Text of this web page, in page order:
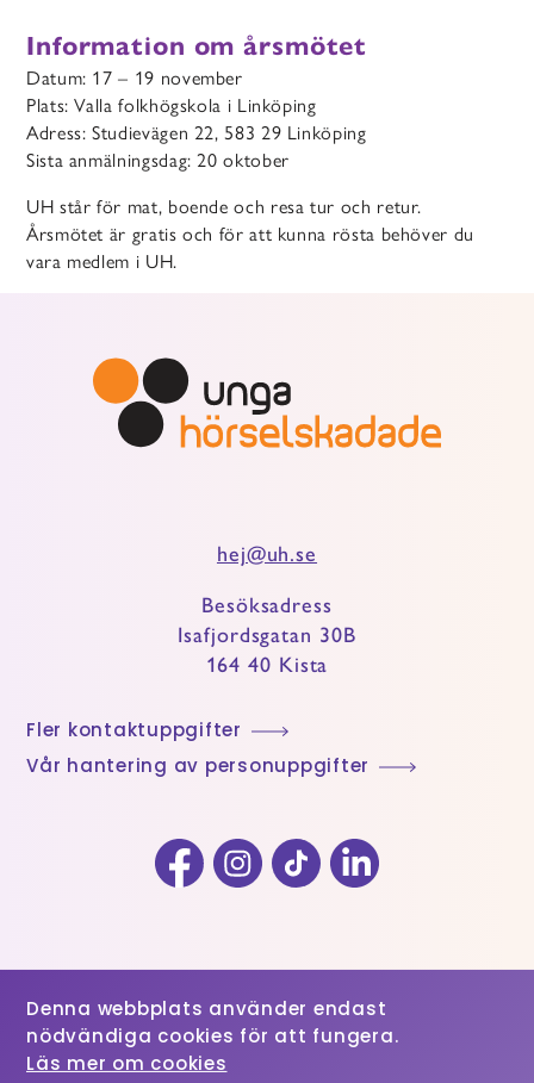
Information om årsmötet
Datum: 17 – 19 november
Plats: Valla folkhögskola i Linköping
Adress: Studievägen 22, 583 29 Linköping
Sista anmälningsdag: 20 oktober
UH står för mat, boende och resa tur och retur.
Årsmötet är gratis och för att kunna rösta behöver du
vara medlem i UH.
hej@uh.se
Besöksadress
Isafjordsgatan 30B
164 40 Kista
Fler kontaktuppgifter
Vår hantering av personuppgifter
FacebookInstagramTikTok LinkedIn
Denna webbplats använder endast
nödvändiga cookies för att fungera.
Läs mer om cookies